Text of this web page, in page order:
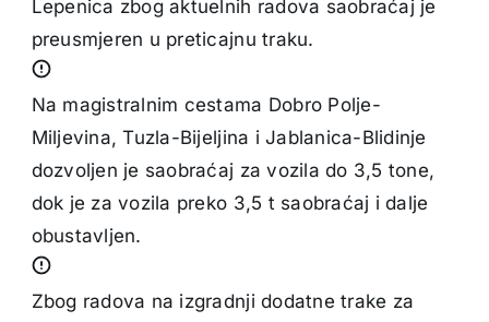
Lepenica zbog aktuelnih radova saobraćaj je
preusmjeren u preticajnu traku.
Na magistralnim cestama Dobro Polje-
Miljevina, Tuzla-Bijeljina i Jablanica-Blidinje
dozvoljen je saobraćaj za vozila do 3,5 tone,
dok je za vozila preko 3,5 t saobraćaj i dalje
obustavljen.
Zbog radova na izgradnji dodatne trake za